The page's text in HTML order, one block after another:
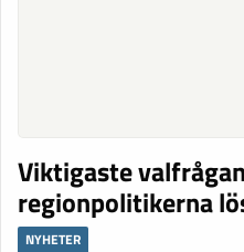
Viktigaste
regionpolitikerna
NYHETER